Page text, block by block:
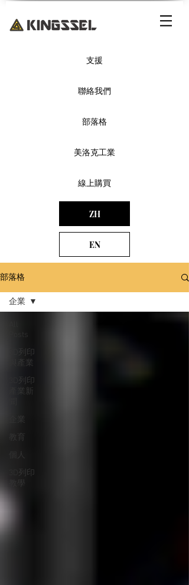
支援
聯絡我們
部落格
美洛克工業
線上購買
ZH
EN
部落格
3D列印
與產業
3D列印
產業新
企業
教育
個人
3D列印
教學
企業